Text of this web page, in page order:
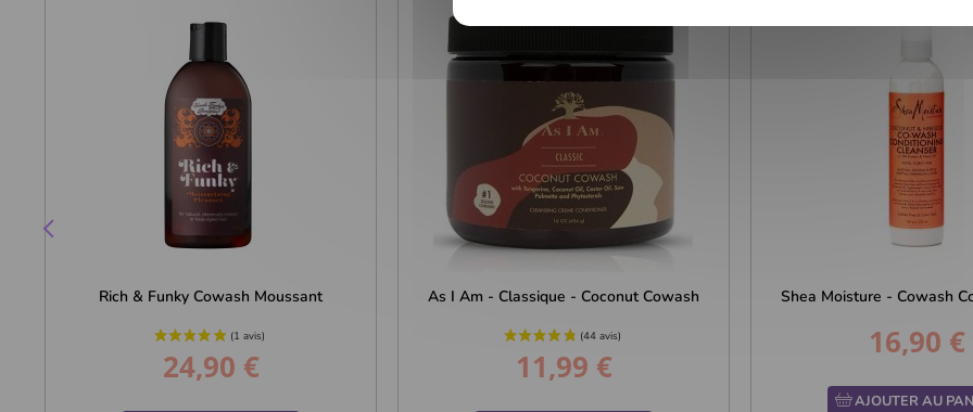
Rich & Funky Cowash Moussant
Prix
24,90 €
As I Am - Classique - Coconut Cowash
Prix
11,99 €
Shea Moisture - Cowash
Prix
16,90 €
AJOUTER AU